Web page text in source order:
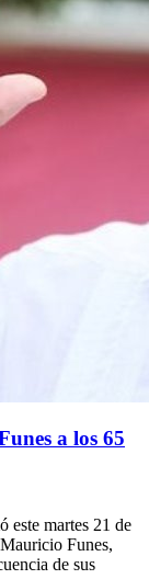
a los 65
este martes 21 de
Funes,
de sus